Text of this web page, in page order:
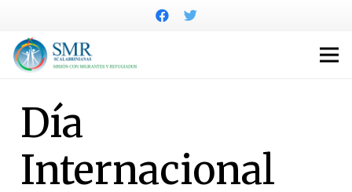
Día
Internacional